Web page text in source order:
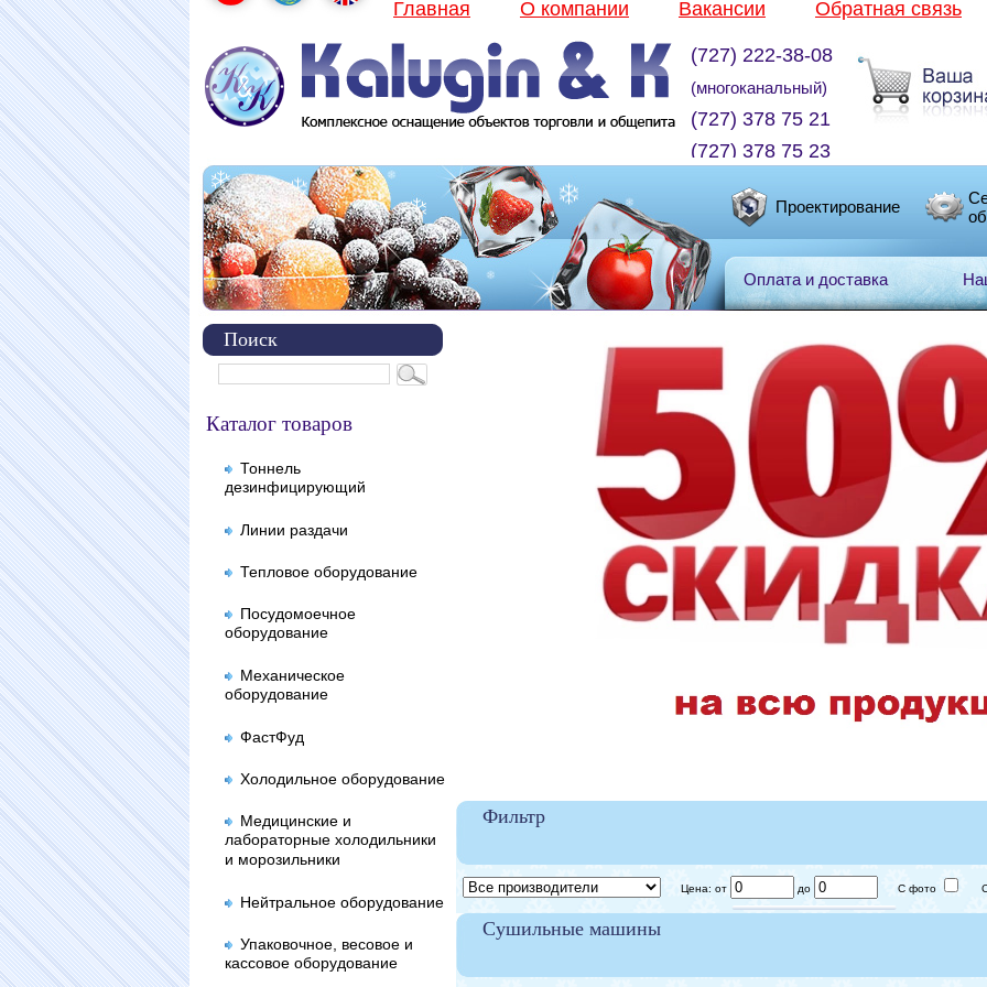
Главная О компании Вакансии Обратная связь
(727) 222-38-08
(многоканальный)
(727) 378 75 21
(727) 378 75 23
Проектирование
Оплата и доставка
Поиск
Каталог товаров
Тоннель
дезинфицирующий
Линии раздачи
Тепловое оборудование
Посудомоечное
оборудование
Механическое
оборудование
ФастФуд
Холодильное оборудование
Медицинские и
лабораторные холодильники
и морозильники
Нейтральное оборудование
Упаковочное, весовое и
кассовое оборудование
Фильтр
Цена: от до С фото
Сушильные машины